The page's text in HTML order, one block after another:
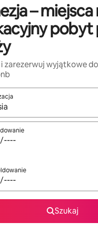
– miejsca
pobyt
zarezerwuj wyjątkowe
będą dostępne,
Szukaj